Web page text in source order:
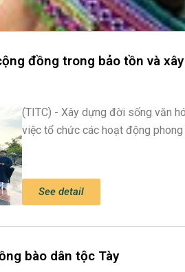
đồng trong bảo tồn và
(TITC) - Xây dựng đời sống văn
việc tổ chức các hoạt động phong
See detail
bào dân tộc Tày
Page